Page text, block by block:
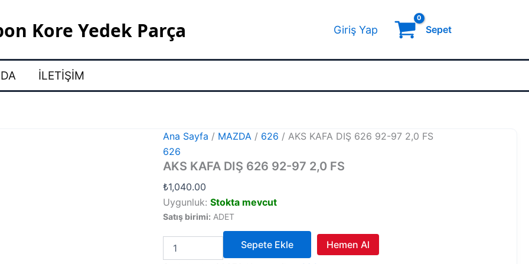
Kore Yedek Parça Giriş Yap Sepet
İLETIŞIM
Ana Sayfa / MAZDA / 626 / AKS KAFA DIŞ 626 92-97 2,0 FS
626
AKS KAFA DIŞ 626 92-97 2,0 FS
₺1,040.00
Uygunluk: Stokta mevcut
Satış birimi: ADET
KAFA
Sepete Ekle
Hemen Al